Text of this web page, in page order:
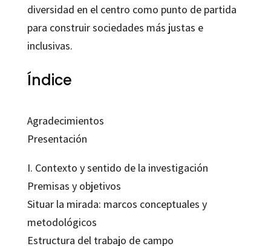
diversidad en el centro como punto de partida
para construir sociedades más justas e
inclusivas.
Índice
Agradecimientos
Presentación
I. Contexto y sentido de la investigación
Premisas y objetivos
Situar la mirada: marcos conceptuales y
metodológicos
Estructura del trabajo de campo